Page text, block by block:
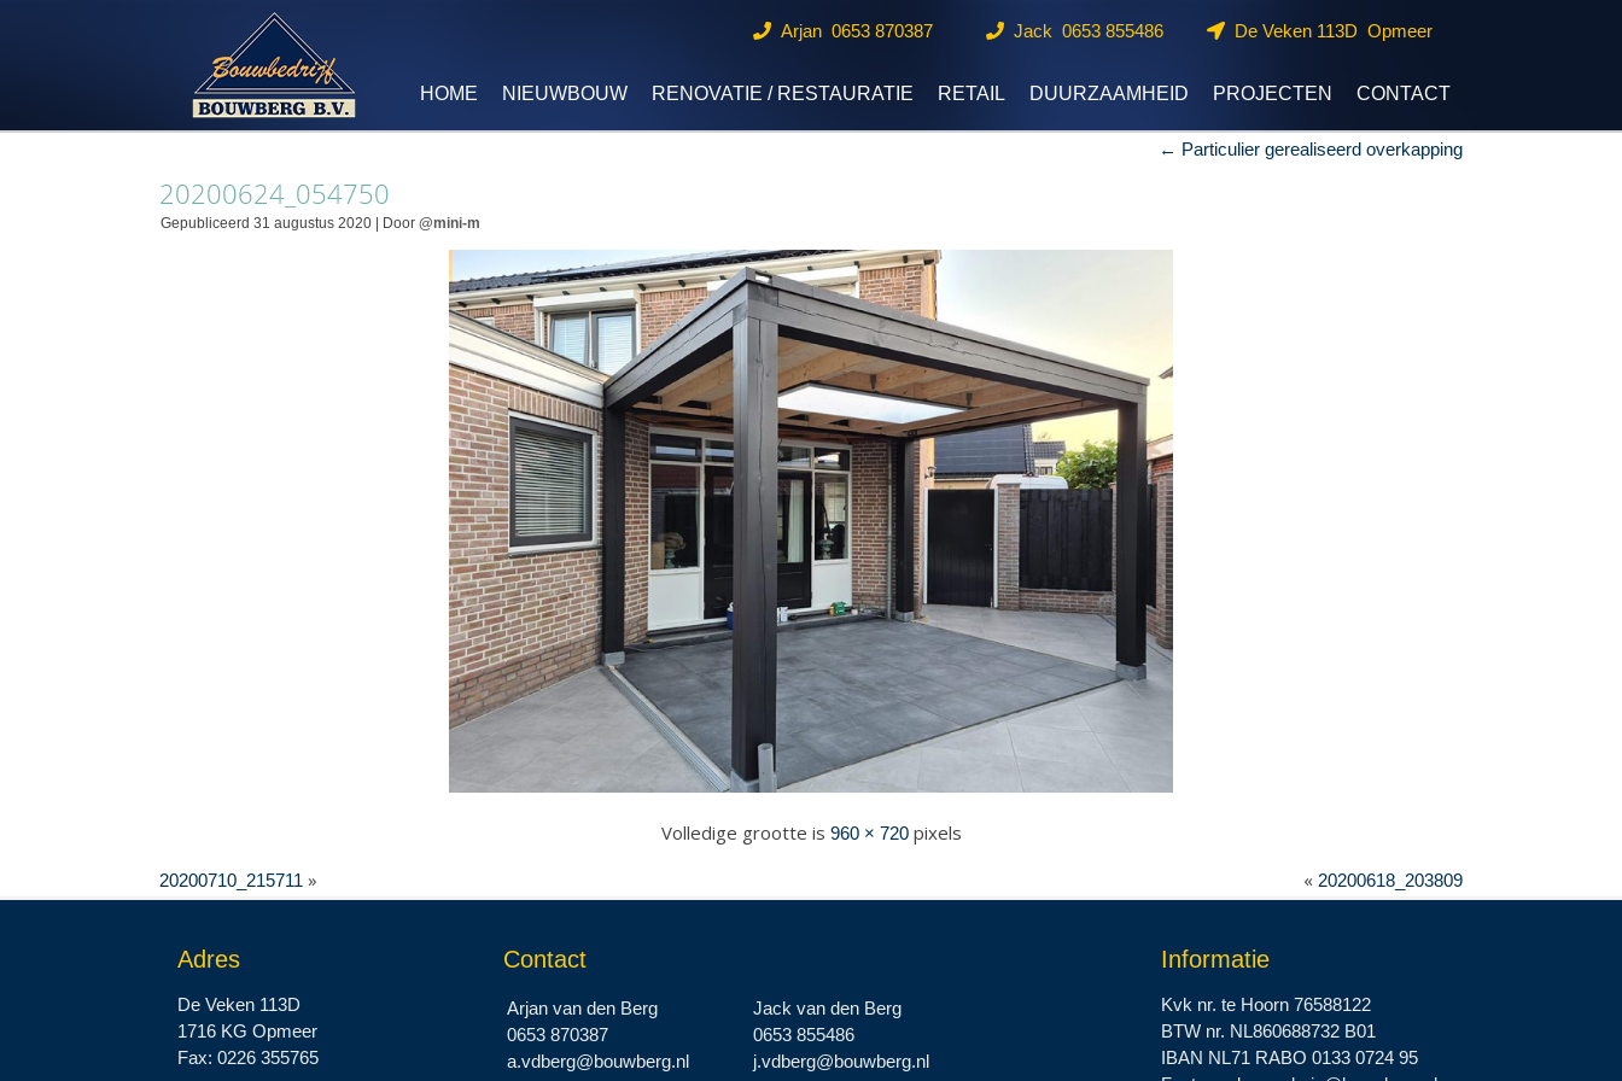
Arjan 0653 870387 Jack 0653 855486 De Veken 113D Opmeer
HOME NIEUWBOUW RENOVATIE / RESTAURATIE RETAIL DUURZAAMHEID PROJECTEN CONTACT
← Particulier gerealiseerd overkapping
20200624_054750
Gepubliceerd 31 augustus 2020 Door @mini-m
Volledige grootte is 960 × 720pixels
20200710_215711 » « 20200618_203809
Adres
De Veken 113D
1716 KG Opmeer
Fax: 0226 355765
Contact
Arjan van den Berg
0653 870387
a.vdberg@bouwberg.nl
Jack van den Berg
0653 855486
j.vdberg@bouwberg.nl
Informatie
Kvk nr. te Hoorn 76588122
BTW nr. NL860688732 B01
IBAN NL71 RABO 0133 0724 95